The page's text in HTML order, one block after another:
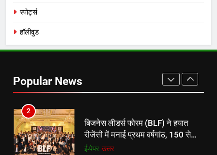
‎स्पोर्ट्स
हॉलीवुड
Popular News
1
चार्टर्ड अकाउंटेंट्स के बीच रोमांचक
2
बिजनेस लीडर्स फोरम (BLF) ने हयात
रीजेंसी में मनाई प्रथम वर्षगांठ, 150 से
अधिक उद्योगपति एवं पेशेवर हुए शामिल
ई-पेपर उत्तर